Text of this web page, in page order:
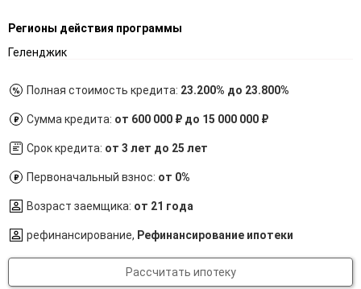
Регионы действия программы
Геленджик
Полная стоимость кредита: 23.200% до 23.800%
Сумма кредита: от 600 000 ₽ до 15 000 000 ₽
Срок кредита: от 3 лет до 25 лет
Первоначальный взнос: от 0%
Возраст заемщика: от 21 года
рефинансирование, Рефинансирование ипотеки
Рассчитать ипотеку